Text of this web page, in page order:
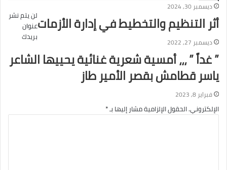
ديسمبر 30, 2024
أثر التنظيم والتخطيط في إدارة الأزمات
ديسمبر 27, 2022
” غداً ” ،،، أمسية شعرية غنائية يحييها الشاعر
ياسر قطامش بقصر الأمير طاز
فبراير 8, 2023
لن يتم نشر
عنوان
بريدك
الإلكتروني.الحقول الإلزامية مشار إليها بـ*